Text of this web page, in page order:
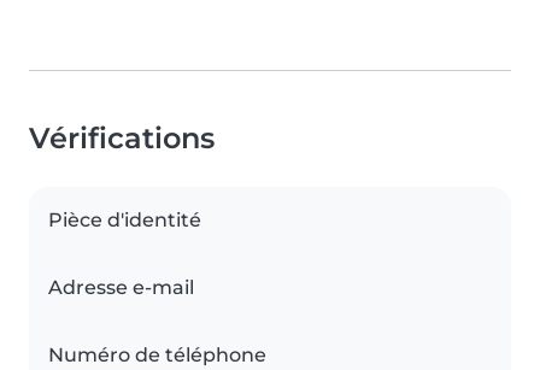
Vérifications
Pièce d'identité
Adresse e-mail
Numéro de téléphone